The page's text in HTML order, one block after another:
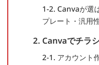
1-2. Canvaが選
プレート・汎用
2. Canvaでチラ
2-1. アカウント